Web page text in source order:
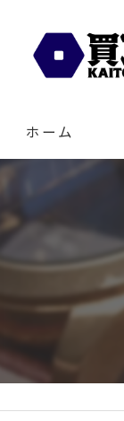
ホーム